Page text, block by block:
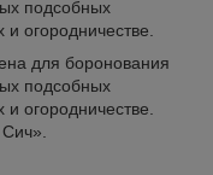
подсобных
и огородничестве.
для боронования
подсобных
и огородничестве.